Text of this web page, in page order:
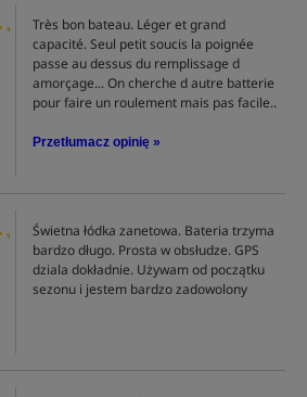
Très bon bateau. Léger et grand
capacité. Seul petit soucis la poignée
passe au dessus du remplissage d
amorçage... On cherche d autre batterie
pour faire un roulement mais pas facile..
Przetłumacz opinię »
Świetna łódka zanetowa. Bateria trzyma
bardzo długo. Prosta w obsłudze. GPS
dziala dokładnie. Używam od początku
sezonu i jestem bardzo zadowolony